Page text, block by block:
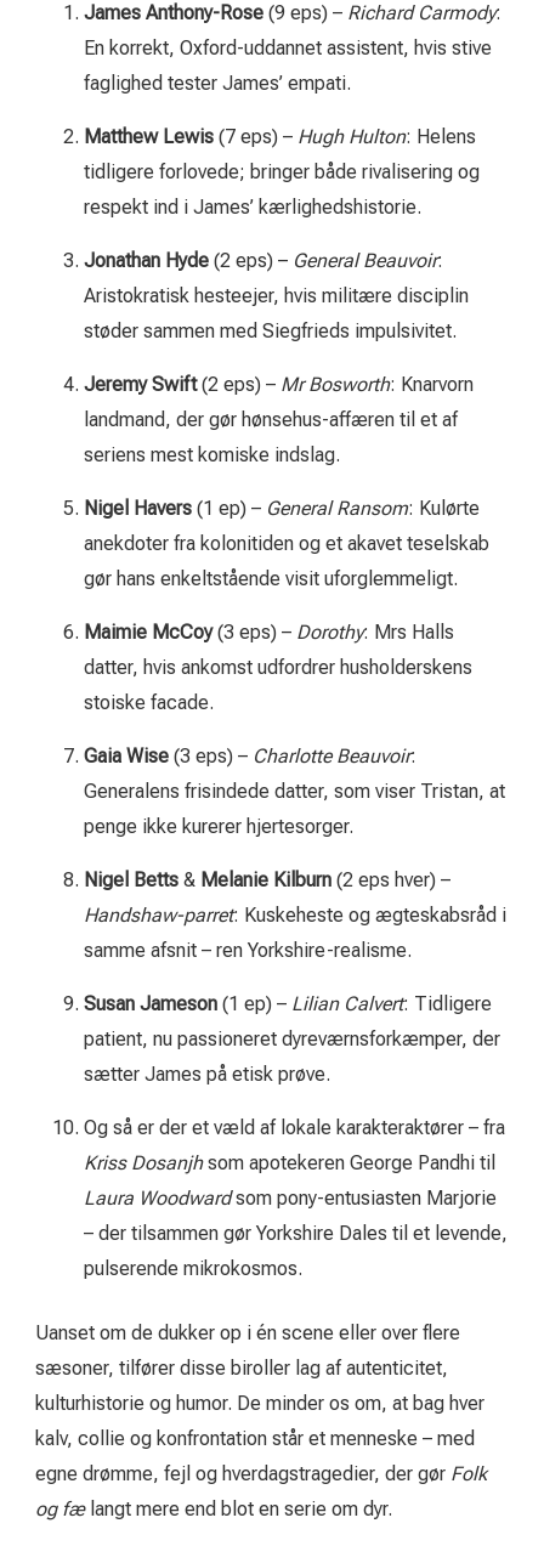
James Anthony-Rose (9 eps) – Richard Carmody:
En korrekt, Oxford-uddannet assistent, hvis stive
faglighed tester James’ empati.
Matthew Lewis (7 eps) – Hugh Hulton: Helens
tidligere forlovede; bringer både rivalisering og
respekt ind i James’ kærlighedshistorie.
Jonathan Hyde (2 eps) – General Beauvoir:
Aristokratisk hesteejer, hvis militære disciplin
støder sammen med Sieg­frieds impulsivitet.
Jeremy Swift(2 eps) – Mr Bosworth: Knarvorn
landmand, der gør hønsehus-affæren til et af
seriens mest komiske indslag.
Nigel Havers (1 ep) – General Ransom: Kulørte
anekdoter fra kolonitiden og et akavet teselskab
gør hans enkeltstående visit uforglemmeligt.
Maimie McCoy(3 eps) – Dorothy: Mrs Halls
datter, hvis ankomst udfordrer husholderskens
stoiske facade.
Gaia Wise (3 eps) – Charlotte Beauvoir:
Generalens frisindede datter, som viser Tristan, at
penge ikke kurerer hjertesorger.
Nigel Betts & Melanie Kilburn (2 eps hver) –
Handshaw-parret: Kuskeheste og ægteskabsråd i
samme afsnit – ren Yorkshire-realisme.
Susan Jameson (1 ep) – Lilian Calvert: Tidligere
patient, nu passioneret dyreværnsforkæmper, der
sætter James på etisk prøve.
Og så er der et væld af lokale karakteraktører – fra
Kriss Dosanjhsom apotekeren George Pandhi til
Laura Woodwardsom pony-entusiasten Marjorie
– der tilsammen gør Yorkshire Dales til et levende,
pulserende mikrokosmos.
Uanset om de dukker op i én scene eller over flere
sæsoner, tilfører disse biroller lag af autenticitet,
kulturhistorie og humor. De minder os om, at bag hver
kalv, collie og konfrontation står et menneske – med
egne drømme, fejl og hverdagstragedier, der gør Folk
og fælangt mere end blot en serie om dyr.